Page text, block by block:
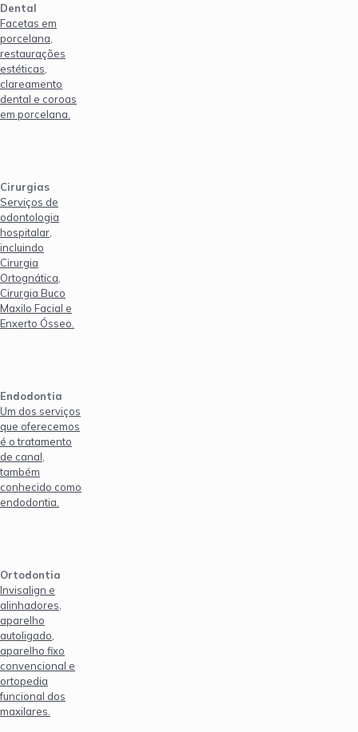
Dental
Facetas em
porcelana,
restaurações
estéticas,
clareamento
dental e coroas
em porcelana.
Cirurgias
Serviços de
odontologia
hospitalar,
incluindo
Cirurgia
Ortognática,
Cirurgia Buco
Maxilo Facial e
Enxerto Ósseo.
Endodontia
Um dos serviços
que oferecemos
é o tratamento
de canal,
também
conhecido como
endodontia.
Ortodontia
Invisalign e
alinhadores,
aparelho
autoligado,
aparelho fixo
convencional e
ortopedia
funcional dos
maxilares.